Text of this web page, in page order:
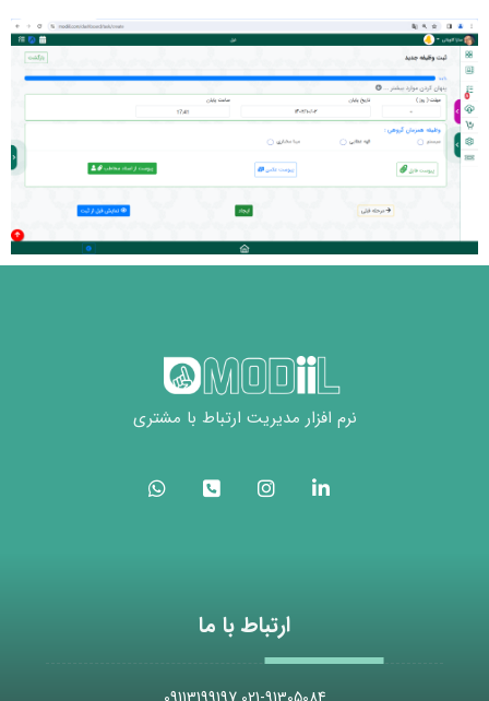
نرم افزار مدیریت ارتباط با مشتری
ارتباط با ما